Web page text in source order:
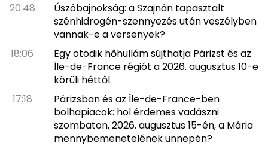
20:48
Úszóbajnokság: a Szajnán tapasztalt
szénhidrogén-szennyezés után veszélyben
vannak-e a versenyek?
18:06
Egy ötödik hőhullám sújthatja Párizst és az
Île-de-France régiót a 2026. augusztus 10-e
körüli héttől.
17:18
Párizsban és az Île-de-France-ben
bolhapiacok: hol érdemes vadászni
szombaton, 2026. augusztus 15-én, a Mária
mennybemenetelének ünnepén?